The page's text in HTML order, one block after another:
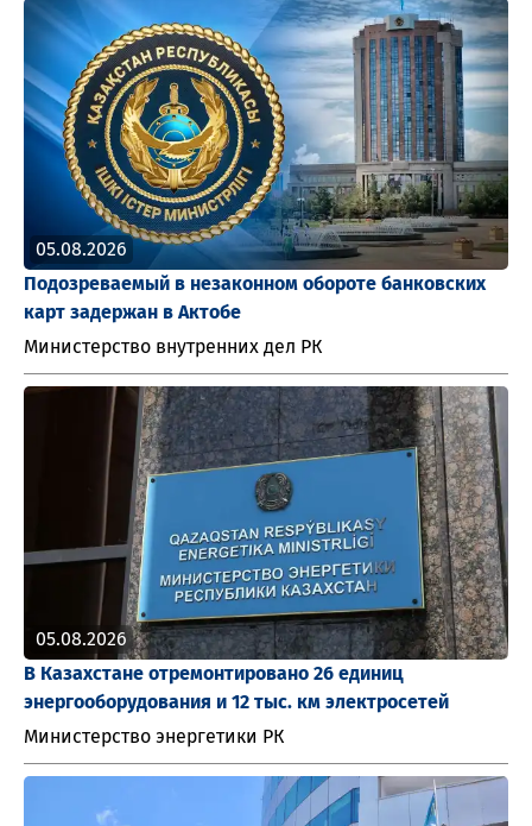
05.08.2026
Подозреваемый в незаконном обороте банковских
карт задержан в Актобе
Министерство внутренних дел РК
05.08.2026
В Казахстане отремонтировано 26 единиц
энергооборудования и 12 тыс. км электросетей
Министерство энергетики РК